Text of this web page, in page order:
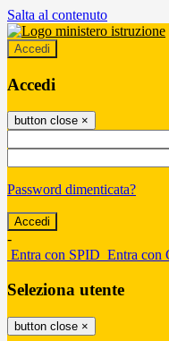
Salta al contenuto
Accedi
Accedi
button close ×
Password dimenticata?
-
Entra con SPID Entra con
Seleziona utente
button close ×